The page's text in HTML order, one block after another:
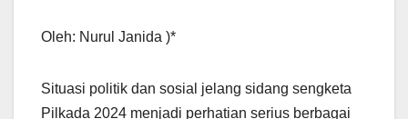
Oleh: Nurul Janida )*
Situasi politik dan sosial jelang sidang sengketa
Pilkada 2024 menjadi perhatian serius berbagai